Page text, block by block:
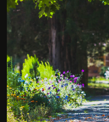
Российская Федерация,
Адыгея, Майкопский район,
Красный Мост, улица